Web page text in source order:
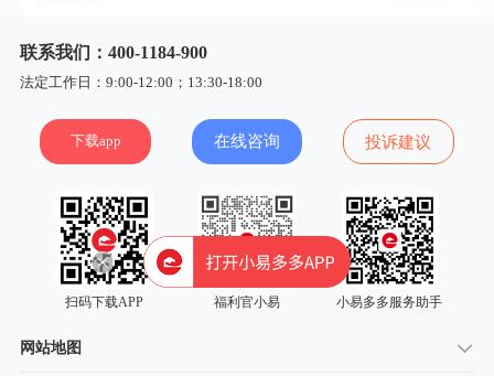
联系我们：400-1184-900
法定工作日：9:00-12:00；13:30-18:00
下载app 在线咨询 投诉建议
扫码下载APP 福利官小易 小易多多服务助手
网站地图